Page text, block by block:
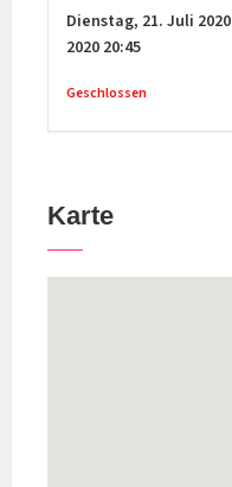
Dienstag, 21. Juli 2020
2020 20:45
Geschlossen
Karte